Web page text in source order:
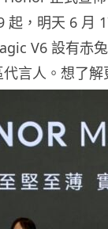
起，明天 6 月
V6 設有赤
言人。想了解